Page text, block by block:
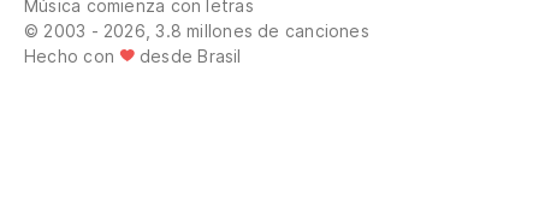
Música comienza con letras
© 2003 - 2026, 3.8 millones de canciones
Hecho con
desde Brasil